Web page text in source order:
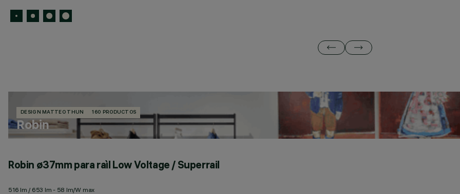
DESIGN MATTEO THUN 160 PRODUCTOS
Robin
Robin ø37mm para raìl Low Voltage / Superrail
516 lm / 653 lm - 58 lm/W max